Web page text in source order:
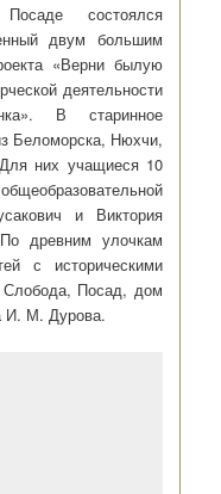
состоялся
двум большим
«Верни былую
деятельности
В старинное
Беломорска, Нюхчи,
них учащиеся 10
и Виктория
древним улочкам
с историческими
Посад, дом
И. М. Дурова.